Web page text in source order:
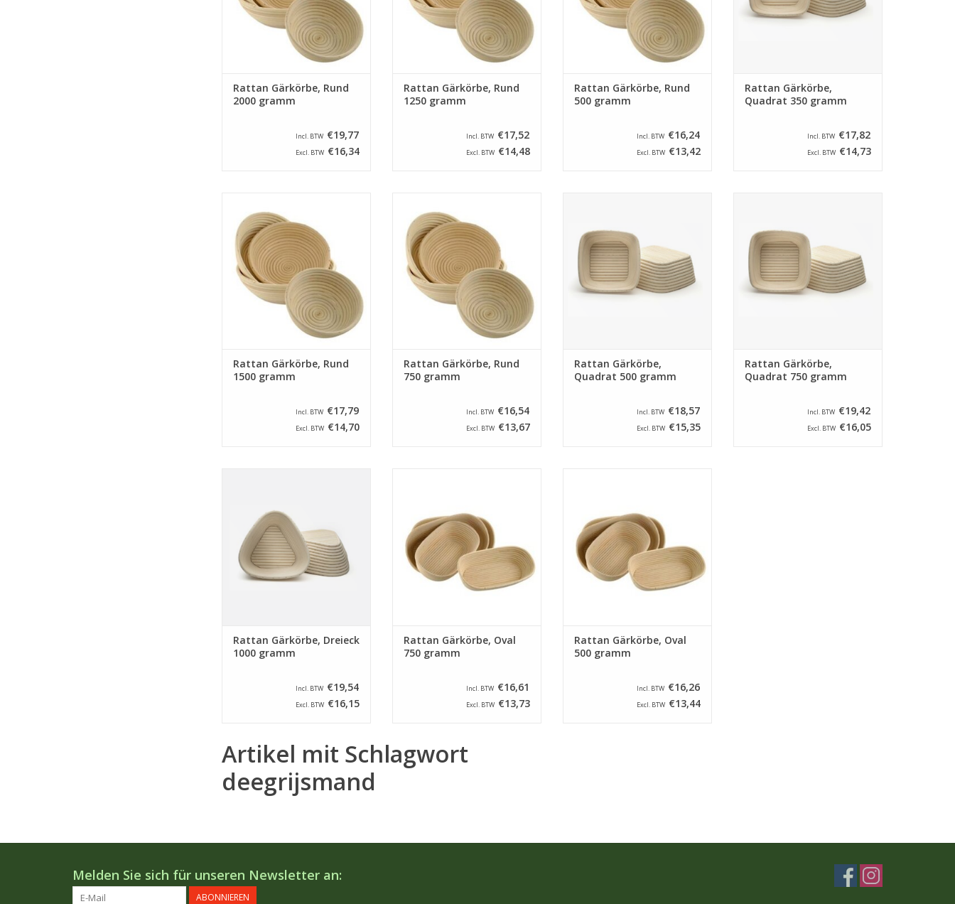
Rattan Gärkörbe, Rund
2000 gramm
Incl. BTW €19,77
Excl. BTW €16,34
ZUM WARENKORB HINZUFÜGEN
Rattan Gärkörbe, Rund
1250 gramm
Incl. BTW €17,52
Excl. BTW €14,48
ZUM WARENKORB HINZUFÜGEN
Rattan Gärkörbe, Rund
500 gramm
Incl. BTW €16,24
Excl. BTW €13,42
Rattan Gärkörbe,
Quadrat 350 gramm
Incl. BTW €17,82
Excl. BTW €14,73
ein durchmesser von 250 mm
und ein Inhalt von 1500 gramm.
Tipp: Leg unten ein Haarnetz
sodass die korbe nicht nass wird.
ZUM WARENKORB HINZUFÜGEN
Rattan Gärkörbe, Rund
1500 gramm
Incl. BTW €17,79
Excl. BTW €14,70
ein durchmesser von 200 mm
und ein Inhalt von 750 gramm.
Tipp: Leg unten ein Haarnetz
sodass die korbe nicht nass wird.
ZUM WARENKORB HINZUFÜGEN
Rattan Gärkörbe, Rund
750 gramm
Incl. BTW €16,54
Excl. BTW €13,67
mm und ein Inhalt von 500
gramm.
ZUM WARENKORB HINZUFÜGEN
Rattan Gärkörbe,
Quadrat 500 gramm
Incl. BTW €18,57
Excl. BTW €15,35
mm und ein Inhalt von 750
gramm.
ZUM WARENKORB HINZUFÜGEN
Rattan Gärkörbe,
Quadrat 750 gramm
Incl. BTW €19,42
Excl. BTW €16,05
gramm.
ZUM WARENKORB HINZUFÜGEN
Rattan Gärkörbe, Dreieck
1000 gramm
Incl. BTW €19,54
Excl. BTW €16,15
gramm. Tipp: Leg unten ein
Haarnetz sodass die korbe nicht
nass wird.
ZUM WARENKORB HINZUFÜGEN
Rattan Gärkörbe, Oval
750 gramm
Incl. BTW €16,61
Excl. BTW €13,73
gramm. Tipp: Leg unten ein
Haarnetz sodass die korbe nicht
nass wird.
ZUM WARENKORB HINZUFÜGEN
Rattan Gärkörbe, Oval
500 gramm
Incl. BTW €16,26
Excl. BTW €13,44
Artikel mit Schlagwort
deegrijsmand
Melden Sie sich für unseren Newsletter an:
ABONNIEREN